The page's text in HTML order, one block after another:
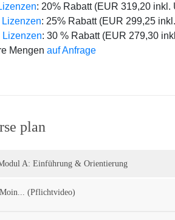
: 20% Rabatt (EUR 319,20 inkl.
Lizenzen: 25% Rabatt (EUR 299,25
Lizenzen: 30 % Rabatt (EUR 279,30
Mengen auf Anfrage
plan
A: Einführung & Orientierung
Moin... (Pflichtvideo)